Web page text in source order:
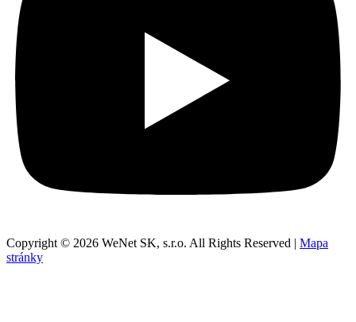
Copyright © 2026 WeNet SK, s.r.o. All Rights Reserved | Mapa
stránky